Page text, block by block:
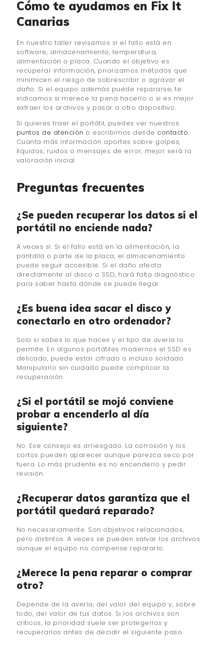
Cómo te ayudamos en Fix It
Canarias
En nuestro taller revisamos si el fallo está en
software, almacenamiento, temperatura,
alimentación o placa. Cuando el objetivo es
recuperar información, priorizamos métodos que
minimicen el riesgo de sobrescribir o agravar el
daño. Si el equipo además puede repararse, te
indicamos si merece la pena hacerlo o si es mejor
extraer los archivos y pasar a otro dispositivo.
Si quieres traer el portátil, puedes ver nuestros
puntos de atención o escribirnos desde contacto.
Cuanta más información aportes sobre golpes,
líquidos, ruidos o mensajes de error, mejor será la
valoración inicial.
Preguntas frecuentes
¿Se pueden recuperar los datos si el
portátil no enciende nada?
A veces sí. Si el fallo está en la alimentación, la
pantalla o parte de la placa, el almacenamiento
puede seguir accesible. Si el daño afecta
directamente al disco o SSD, hará falta diagnóstico
para saber hasta dónde se puede llegar.
¿Es buena idea sacar el disco y
conectarlo en otro ordenador?
Solo si sabes lo que haces y el tipo de avería lo
permite. En algunos portátiles modernos el SSD es
delicado, puede estar cifrado o incluso soldado.
Manipularlo sin cuidado puede complicar la
recuperación.
¿Si el portátil se mojó conviene
probar a encenderlo al día
siguiente?
No. Ese consejo es arriesgado. La corrosión y los
cortos pueden aparecer aunque parezca seco por
fuera. Lo más prudente es no encenderlo y pedir
revisión.
¿Recuperar datos garantiza que el
portátil quedará reparado?
No necesariamente. Son objetivos relacionados,
pero distintos. A veces se pueden salvar los archivos
aunque el equipo no compense repararlo.
¿Merece la pena reparar o comprar
otro?
Depende de la avería, del valor del equipo y, sobre
todo, del valor de tus datos. Si los archivos son
críticos, la prioridad suele ser protegerlos y
recuperarlos antes de decidir el siguiente paso.